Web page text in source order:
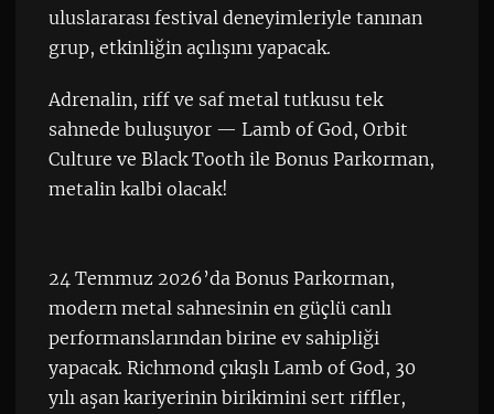
uluslararası festival deneyimleriyle tanınan
grup, etkinliğin açılışını yapacak.
Adrenalin, riff ve saf metal tutkusu tek
sahnede buluşuyor — Lamb of God, Orbit
Culture ve Black Tooth ile Bonus Parkorman,
metalin kalbi olacak!
24 Temmuz 2026’da Bonus Parkorman,
modern metal sahnesinin en güçlü canlı
performanslarından birine ev sahipliği
yapacak. Richmond çıkışlı Lamb of God, 30
yılı aşan kariyerinin birikimini sert riffler,